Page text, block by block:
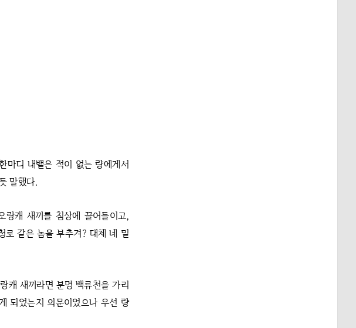
마디 내뱉은 적이 없는 량에게서
말했다.
랑캐 새끼를 침상에 끌어들이고,
로 같은 놈을 부추겨? 대체 네 밑
캐 새끼라면 분명 백류천을 가리
되었는지 의문이었으나 우선 량